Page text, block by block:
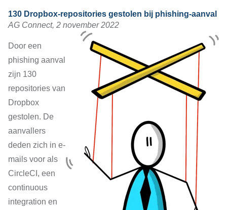
130 Dropbox-repositories gestolen bij phishing-aanval
AG Connect, 2 november 2022
Door een
phishing aanval
zijn 130
repositories van
Dropbox
gestolen. De
aanvallers
deden zich in e-
mails voor als
CircleCI, een
continuous
integration en